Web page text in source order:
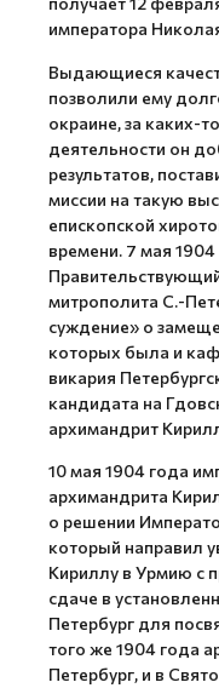
императора
Выдающиеся
позволили ему
окраине, за каких-
деятельности он
результатов,
миссии на такую
епископской
времени. 7 мая
митрополита С.-
суждение» о
которых была и
викария
кандидата на
архимандрит
10 мая 1904 года
архимандрита
о решении
который направил
Кириллу в Урмию с
сдаче в
Петербург для
того же 1904 года
Петербург, и в